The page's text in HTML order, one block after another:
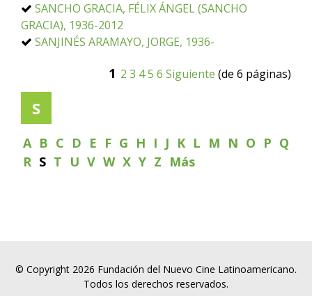
SANCHO GRACIA, FÉLIX ÁNGEL (SANCHO
GRACIA), 1936-2012
SANJINÉS ARAMAYO, JORGE, 1936-
1 2 3 45 6 Siguiente (de 6 páginas)
S
A B C D E F G H I J K L M N O P Q
R S T U V W X Y Z Más
© Copyright 2026 Fundación del Nuevo Cine Latinoamericano.
Todos los derechos reservados.